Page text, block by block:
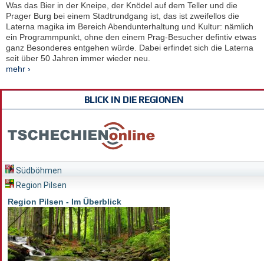
Was das Bier in der Kneipe, der Knödel auf dem Teller und die
Prager Burg bei einem Stadtrundgang ist, das ist zweifellos die
Laterna magika im Bereich Abendunterhaltung und Kultur: nämlich
ein Programmpunkt, ohne den einem Prag-Besucher defintiv etwas
ganz Besonderes entgehen würde. Dabei erfindet sich die Laterna
seit über 50 Jahren immer wieder neu.
mehr ›
BLICK IN DIE REGIONEN
Südböhmen
Region Pilsen
Region Pilsen - Im Überblick